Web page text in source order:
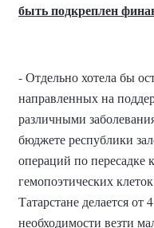
быть подкреплен
- Отдельно хотела бы
направленных на
различными
бюджете республики
операций по пересадке
гемопоэтических
Татарстане делается
необходимости везти